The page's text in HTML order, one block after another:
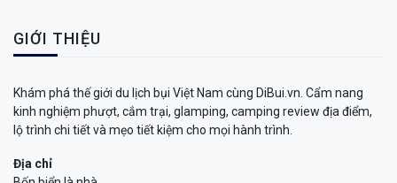
GIỚI THIỆU
Khám phá thế giới du lịch bụi Việt Nam cùng DiBui.vn. Cẩm nang
kinh nghiệm phượt, cắm trại, glamping, camping review địa điểm,
lộ trình chi tiết và mẹo tiết kiệm cho mọi hành trình.
Địa chỉ